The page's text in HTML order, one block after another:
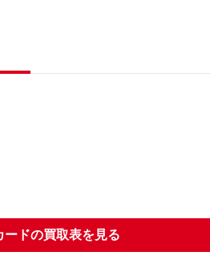
ードの買取表を見る